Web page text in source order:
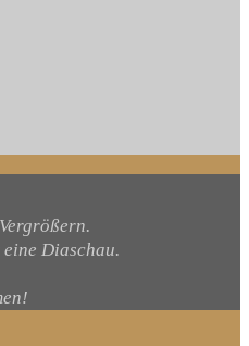
Diaschau.